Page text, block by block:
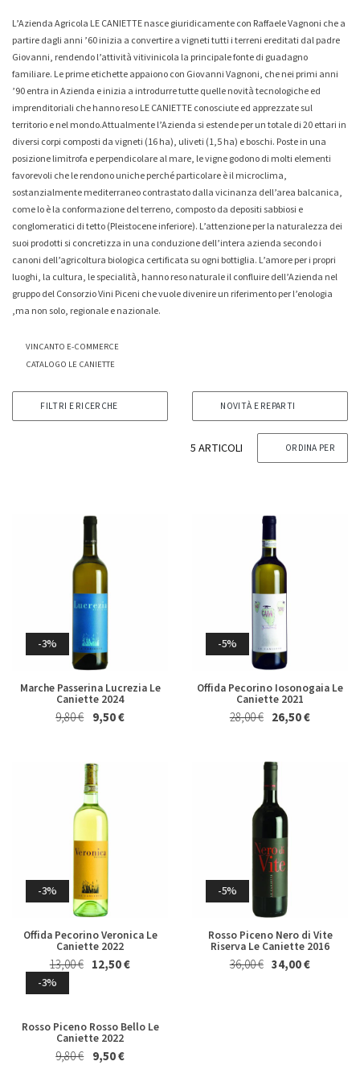
L’Azienda Agricola LE CANIETTE nasce giuridicamente con Raffaele Vagnoni che a
partire dagli anni ’60 inizia a convertire a vigneti tutti i terreni ereditati dal padre
Giovanni, rendendo l’attività vitivinicola la principale fonte di guadagno
familiare. Le prime etichette appaiono con Giovanni Vagnoni, che nei primi anni
’90 entra in Azienda e inizia a introdurre tutte quelle novità tecnologiche ed
imprenditoriali che hanno reso LE CANIETTE conosciute ed apprezzate sul
territorio e nel mondo.Attualmente l’Azienda si estende per un totale di 20 ettari in
diversi corpi composti da vigneti (16 ha), uliveti (1,5 ha) e boschi. Poste in una
posizione limitrofa e perpendicolare al mare, le vigne godono di molti elementi
favorevoli che le rendono uniche perché particolare è il microclima,
sostanzialmente mediterraneo contrastato dalla vicinanza dell’area balcanica,
come lo è la conformazione del terreno, composto da depositi sabbiosi e
conglomeratici di tetto (Pleistocene inferiore). L’attenzione per la naturalezza dei
suoi prodotti si concretizza in una conduzione dell’intera azienda secondo i
canoni dell’agricoltura biologica certificata su ogni bottiglia. L’amore per i propri
luoghi, la cultura, le specialità, hanno reso naturale il confluire dell’Azienda nel
gruppo del Consorzio Vini Piceni che vuole divenire un riferimento per l’enologia
,ma non solo, regionale e nazionale.
VINCANTO E-COMMERCE
CATALOGO LE CANIETTE
Acqua Tonica Ginger Ale
Fentimans 200 Ml
1,90 €
Madeira Full Rich 3 Anni
Henriques & Henriques 750 Ml
15,80 € 15,00 €
-3%
Rum Ron Venezuela Anejo
Reserva Excelusiva 12
Carupano 70 Cl
-4%
Akashi 50 Cl
Whisky Japanese Blended
Peated Yamazakura Asaka
Distillery 70 Cl in Astuccio
57,00 €
Bolgheri Rosso Il Bruciato
Antinori 2023
26,70 € 25,50 €
Marsala Superiore Riserva
Semisecco Oltre 4 Anni Florio
19,80 € 19,00 €
Albero Piatto di Cioccolato al
Latte Majani 250 Gr
24,50 € 24,00 €
-5%
Tavoletta di Cioccolato al
Latte, Crumble Granella di
Fragole e Mandorle Majani 115
FILTRI E RICERCHE NOVITÀ E REPARTI
5 ARTICOLI ORDINA PER
-3%
Marche Passerina Lucrezia Le
Caniette 2024
9,80 € 9,50 €
-5%
Offida Pecorino Iosonogaia Le
Caniette 2021
28,00 € 26,50 €
-3%
Offida Pecorino Veronica Le
Caniette 2022
13,00 € 12,50 €
-5%
Rosso Piceno Nero di Vite
Riserva Le Caniette 2016
36,00 € 34,00 €
-3%
Rosso Piceno Rosso Bello Le
Caniette 2022
9,80 € 9,50 €
Whisky & Whiskey